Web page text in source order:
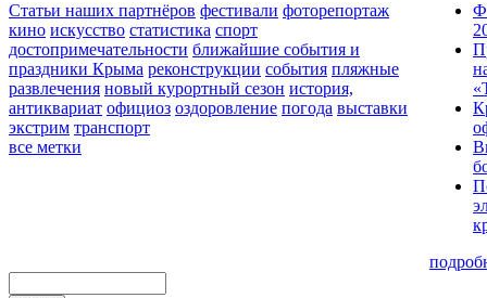
Статьи наших партнёров фестивали фоторепортаж
кино искусство статистика спорт
достопримечательности ближайшие события и
праздники Крыма реконструкции события пляжные
развлечения новый курортный сезон история,
антиквариат официоз оздоровление погода выставки
экстрим транспорт
все метки